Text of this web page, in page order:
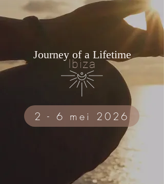
Journey of a Lifetime
Ibiza
2 - 6 mei 2026